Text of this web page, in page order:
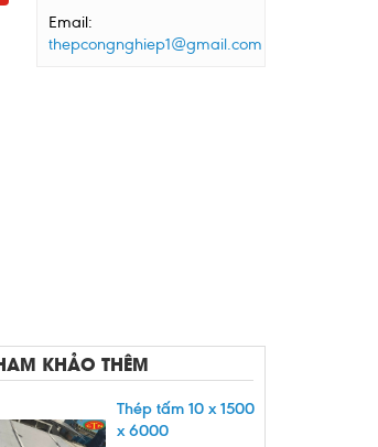
Email:
thepcongnghiep1@gmail.com
KHẢO THÊM
Thép tấm 10 x 1500
x 6000